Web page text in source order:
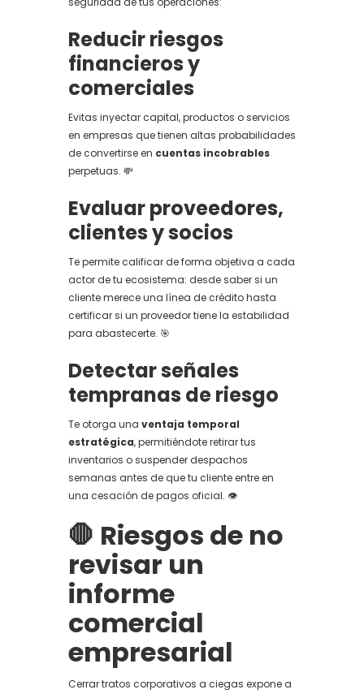
Reducir riesgos
financieros y
comerciales
Evitas inyectar capital, productos o servicios
en empresas que tienen altas probabilidades
de convertirse en cuentas incobrables
perpetuas. 💸
Evaluar proveedores,
clientes y socios
Te permite calificar de forma objetiva a cada
actor de tu ecosistema: desde saber si un
cliente merece una línea de crédito hasta
certificar si un proveedor tiene la estabilidad
para abastecerte. 🎯
Detectar señales
tempranas de riesgo
Te otorga una ventaja temporal
estratégica, permitiéndote retirar tus
inventarios o suspender despachos
semanas antes de que tu cliente entre en
una cesación de pagos oficial. 👁️
🛑 Riesgos de no
revisar un
informe
comercial
empresarial
Cerrar tratos corporativos a ciegas expone a